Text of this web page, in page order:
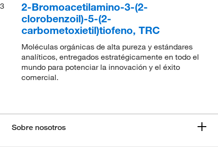
3
2-Bromoacetilamino-3-(2-
clorobenzoil)-5-(2-
carbometoxietil)tiofeno, TRC
Moléculas orgánicas de alta pureza y estándares
analíticos, entregados estratégicamente en todo el
mundo para potenciar la innovación y el éxito
comercial.
Sobre nosotros